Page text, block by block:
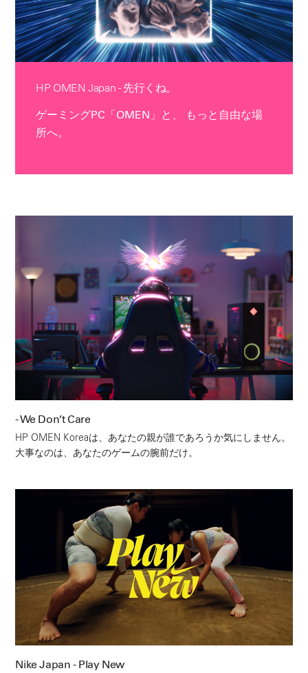
HP OMEN Japan - 先行くね。
ゲーミングPC「OMEN」と、 もっと自由な場
所へ。
- We Don’t Care
HP OMEN Koreaは、あなたの親が誰であろうか気にしません。
大事なのは、あなたのゲームの腕前だけ。
Nike Japan - Play New